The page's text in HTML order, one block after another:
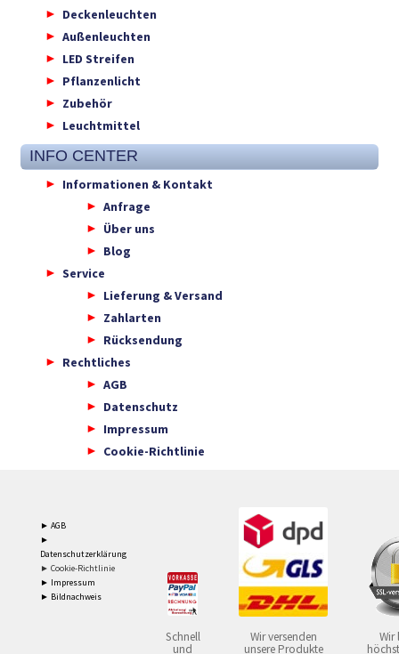
Deckenleuchten
Außenleuchten
LED Streifen
Pflanzenlicht
Zubehör
Leuchtmittel
INFO CENTER
Informationen & Kontakt
Anfrage
Über uns
Blog
Service
Lieferung & Versand
Zahlarten
Rücksendung
Rechtliches
AGB
Datenschutz
Impressum
Cookie-Richtlinie
► AGB
►
Datenschutzerklärung
► Cookie-Richtlinie
► Impressum
► Bildnachweis
Schnell
und
Wir versenden
unsere Produkte
Wir